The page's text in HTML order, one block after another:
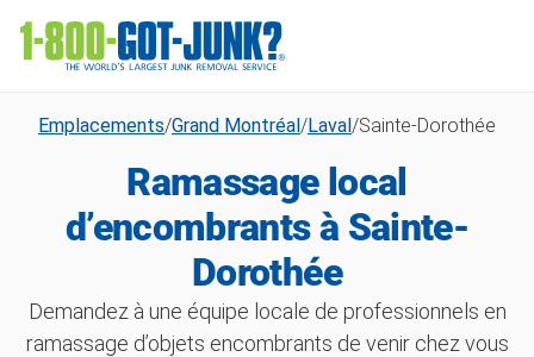
Emplacements/Grand Montréal/Laval/Sainte-Dorothée
Ramassage local
d’encombrants à Sainte-
Dorothée
Demandez à une équipe locale de professionnels en
ramassage d’objets encombrants de venir chez vous